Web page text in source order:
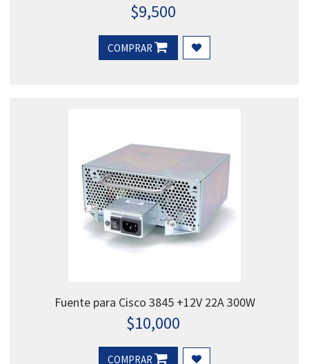
$9,500
COMPRAR
Fuente para Cisco 3845 +12V 22A 300W
$10,000
COMPRAR